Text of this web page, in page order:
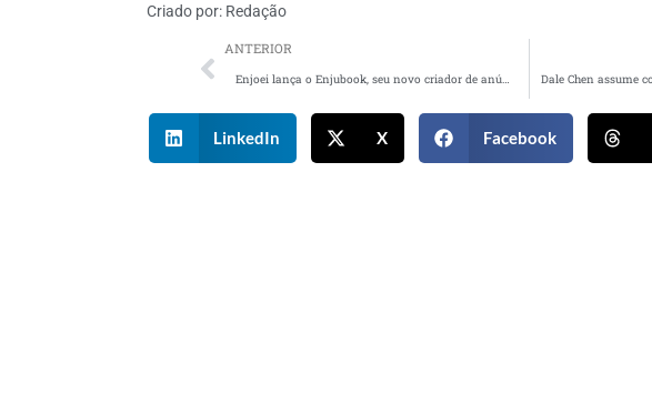
Criado por: Redação
ANTERIOR
LinkedIn X Facebook